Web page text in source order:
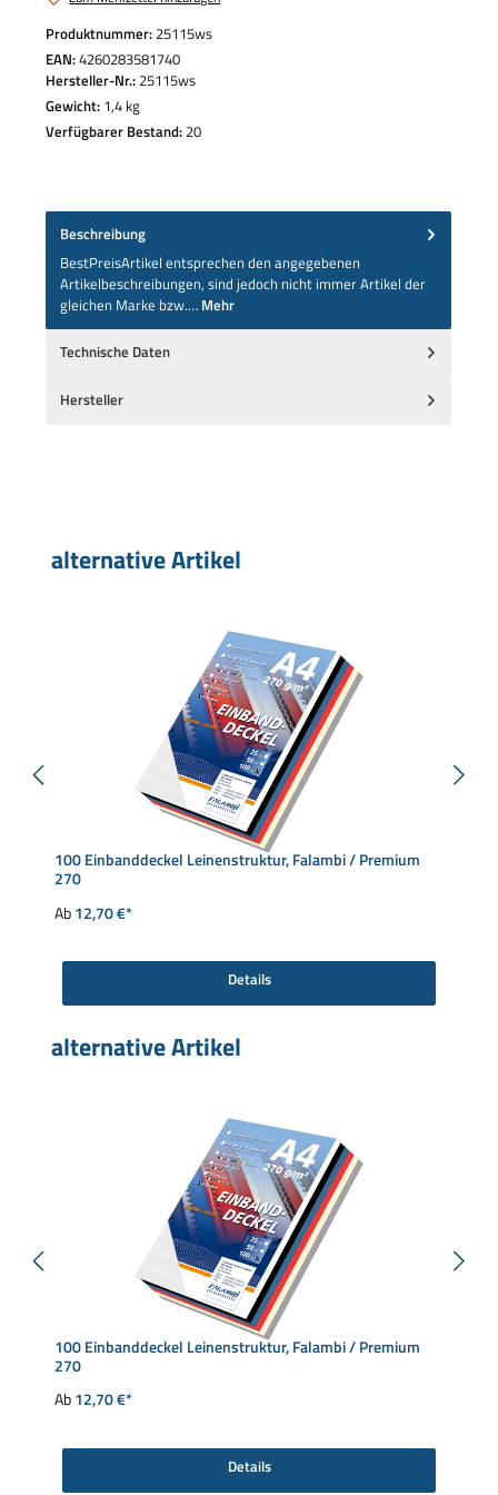
Produktnummer:25115ws
EAN:4260283581740
Hersteller-Nr.:25115ws
Gewicht: 1,4 kg
Verfügbarer Bestand:20
Beschreibung
BestPreisArtikel entsprechen den angegebenen
Artikelbeschreibungen, sind jedoch nicht immer Artikel der
gleichen Marke bzw.… Mehr
Technische Daten
Hersteller
Produktgalerie überspringen
alternative Artikel
100 Einbanddeckel Leinenstruktur, Falambi / Premium
270
Ab12,70 €*
Details
Produktgalerie überspringen
alternative Artikel
100 Einbanddeckel Leinenstruktur, Falambi / Premium
270
Ab12,70 €*
Details